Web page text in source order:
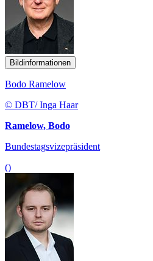
Bildinformationen
Bodo Ramelow
© DBT/ Inga Haar
Ramelow, Bodo
Bundestagsvizepräsident
()